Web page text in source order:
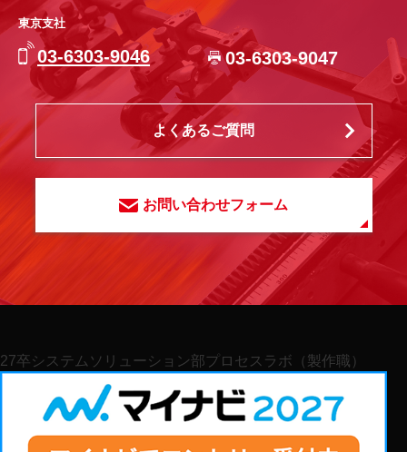
にご承諾いただいた場合又は法令に基づく場合を除
き、第三者に対しデータを開示・提供することはい
たしません。また個人情報の漏えい、滅失又はき損
を防ぐため、安全管理措置を規定し実施します。ま
た問題発生の予防のための手順を設け実施するとと
もに、万が一の問題発生に対しては速やかに再発防
止のための是正を行います。
当社は、お客さまよりお預かりした個人情報を適切
に管理し、次のいずれかに該当する場合を除き、個
人情報を第三者に開示いたしません。
お客さまの同意がある場合
お客さまが希望されるサービスを行なうために当
法令に基づき開示することが必要である場合
個人情報の開示、訂正、追加、削除、利用停
止
東京支社
03-6303-9046 03-6303-9047
よくあるご質問
お問い合わせフォーム
27卒システムソリューション部プロセスラボ（製作職）